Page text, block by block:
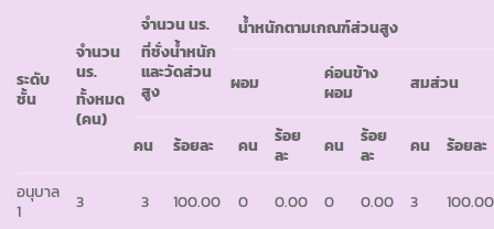
ระดับ
ชั้น
จำนวน
นร.
ทั้งหมด
(คน)
จำนวน นร.
ที่ชั่งน้ำหนัก
และวัดส่วน
สูง
น้ำหนักตามเกณฑ์ส่วนสูง
ผอม
ค่อนข้าง
ผอม
สมส่วน
คน ร้อยละ คน
ร้อย
ละ
คน
ร้อย
ละ
คน
ร้อยละ
อนุบาล
1
3 3 100.00 0 0.00 0 0.00 3
100.00